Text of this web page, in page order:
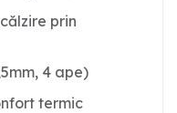
prin
4 ape)
termic